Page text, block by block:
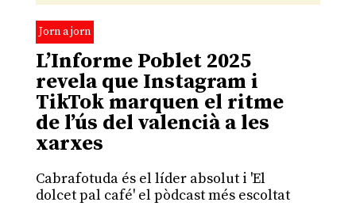
Jorn a jorn
L’Informe Poblet 2025
revela que Instagram i
TikTok marquen el ritme
de l’ús del valencià a les
xarxes
Cabrafotuda és el líder absolut i 'El
dolcet pal café' el pòdcast més escoltat